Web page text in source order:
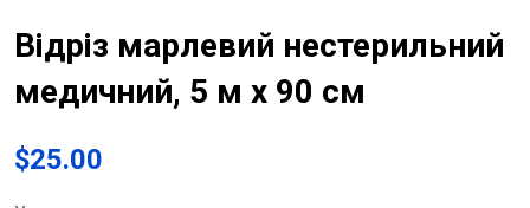
Відріз марлевий нестерильний
медичний, 5 м х 90 см
$25.00